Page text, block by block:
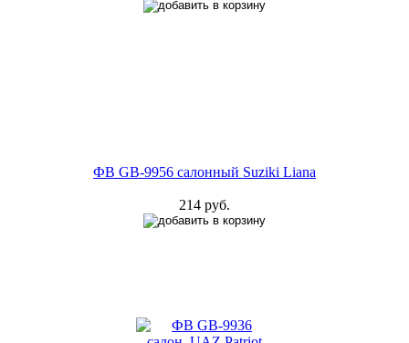
ФВ GB-9956 салонный Suziki Liana
214 руб.